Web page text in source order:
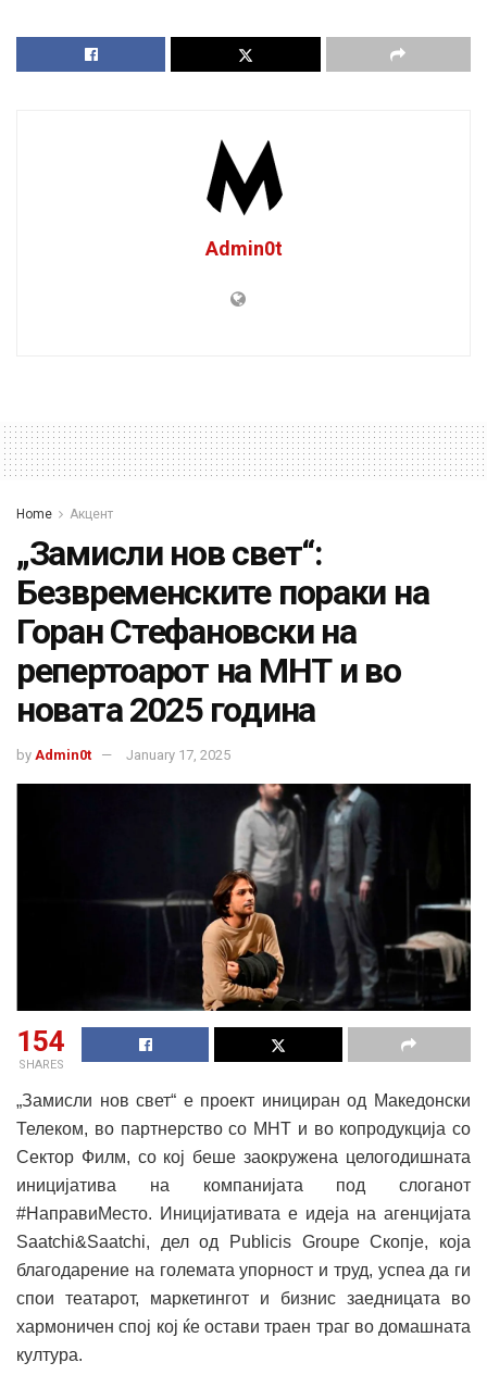
Admin0t
Home Акцент
„Замисли нов свет“:
Безвременските пораки на
Горан Стефановски на
репертоарот на МНТ и во
новата 2025 година
by Admin0t January 17, 2025
154
SHARES
„Замисли нов свет“ е проект инициран од Македонски
Телеком, во партнерство со МНТ и во копродукција со
Сектор Филм, со кој беше заокружена целогодишната
иницијатива на компанијата под слоганот
#НаправиМесто. Иницијативата e идеја на агенцијата
Saatchi&Saatchi, дел од Publicis Groupe Скопје, која
благодарение на големата упорност и труд, успеа да ги
спои театарот, маркетингот и бизнис заедницата во
хармоничен спој кој ќе остави траен траг во домашната
култура.